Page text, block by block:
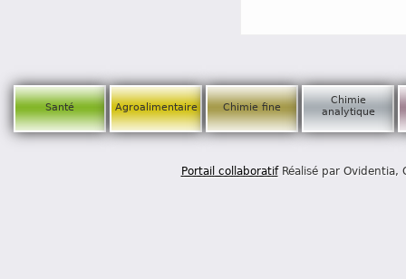
Santé Agroalimentaire Chimie fine
Chimie
analytique
Portail collaboratifRéalisé par Ovidentia,